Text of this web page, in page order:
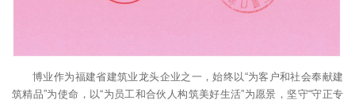
博业作为福建省建筑业龙头企业之一，始终以“为客户和社会奉献建
筑精品”为使命，以“为员工和合伙人构筑美好生活”为愿景，坚守“守正专